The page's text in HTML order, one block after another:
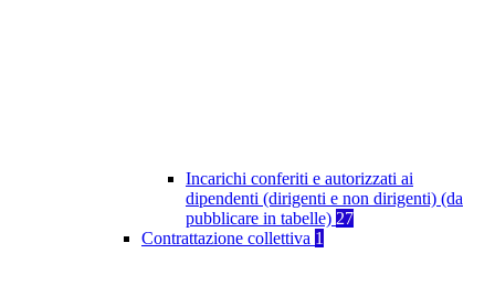
Incarichi conferiti e autorizzati ai
dipendenti (dirigenti e non dirigenti) (da
pubblicare in tabelle) 27
Contrattazione collettiva 1